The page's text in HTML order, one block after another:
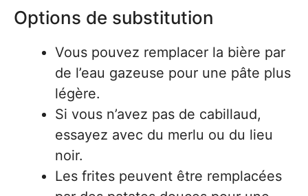
Options de substitution
Vous pouvez remplacer la bière par
de l’eau gazeuse pour une pâte plus
légère.
Si vous n’avez pas de cabillaud,
essayez avec du merlu ou du lieu
noir.
Les frites peuvent être remplacées